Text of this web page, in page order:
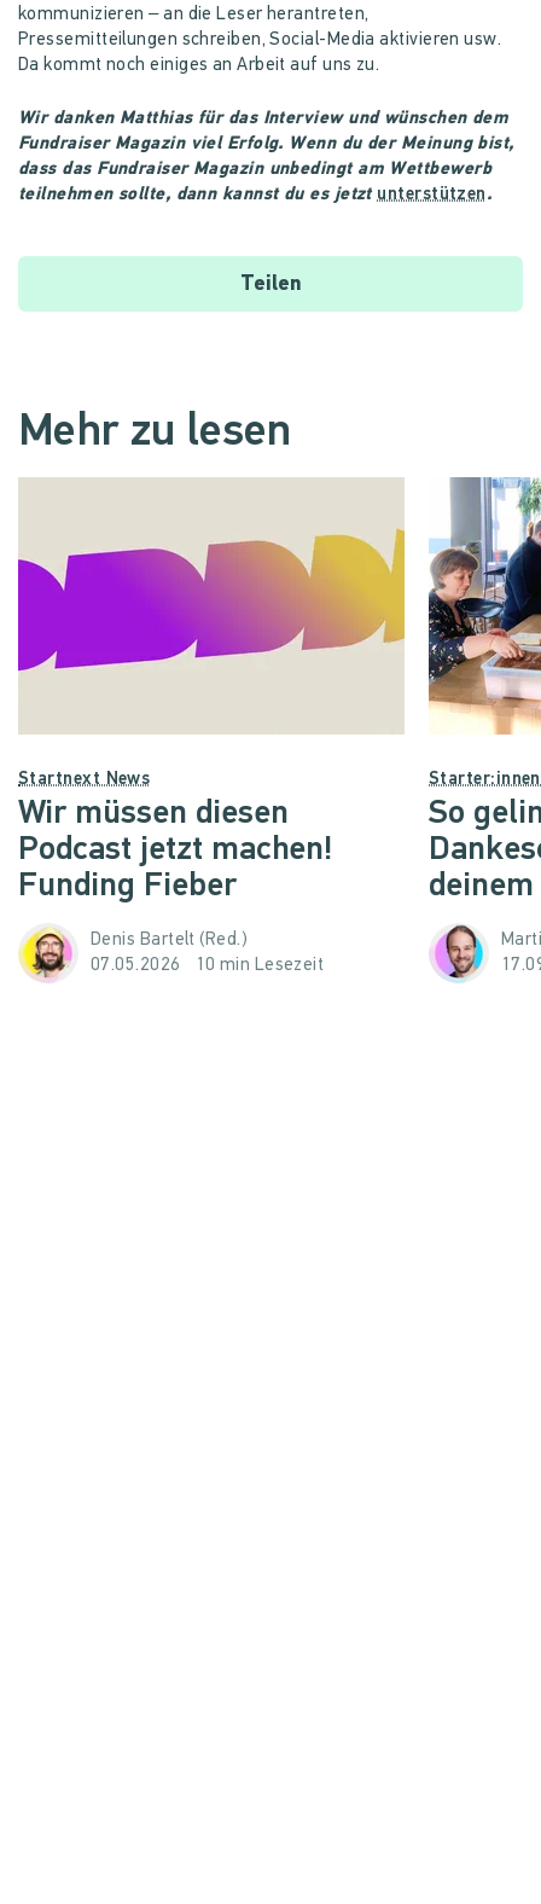
kommunizieren – an die Leser herantreten,
Pressemitteilungen schreiben, Social-Media aktivieren usw.
Da kommt noch einiges an Arbeit auf uns zu.
Wir danken Matthias für das Interview und wünschen dem
Fundraiser Magazin viel Erfolg. Wenn du der Meinung bist,
dass das Fundraiser Magazin unbedingt am Wettbewerb
teilnehmen sollte, dann kannst du es jetzt unterstützen .
Teilen
Mehr zu lesen
Startnext News
Wir müssen diesen
Podcast jetzt machen!
Funding Fieber
Denis Bartelt (Red.)
07.05.2026
10 min Lesezeit
So